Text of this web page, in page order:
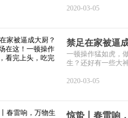
2020-03-05
禁足在家被逼
一顿操作猛如虎，
生？还好有一些大
2020-03-05
惊蛰丨春雷响